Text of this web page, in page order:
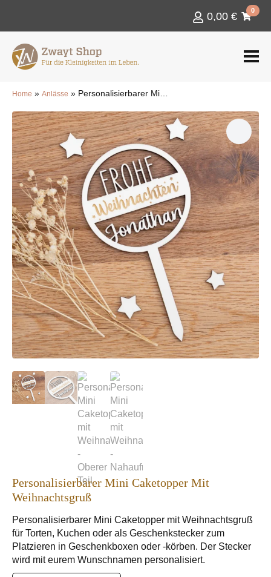
0,00 € 0
Home » Anlässe » Personalisierbarer Mini Caketopper Mit Weihnachtsgruß
Personalisierbarer Mini Caketopper Mit
Weihnachtsgruß
Personalisierbarer Mini Caketopper mit Weihnachtsgruß
für Torten, Kuchen oder als Geschenkstecker zum
Platzieren in Geschenkboxen oder -körben. Der Stecker
wird mit eurem Wunschnamen personalisiert.